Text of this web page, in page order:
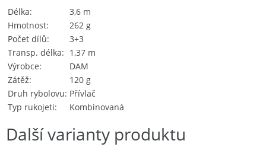
Délka
3,6 m
Hmotnost
262 g
Počet dílů
3+3
Transp. délka
1,37 m
Výrobce
DAM
Zátěž
120 g
Druh rybolovu Přívlač
Typ rukojeti
Kombinovaná
Další varianty produktu